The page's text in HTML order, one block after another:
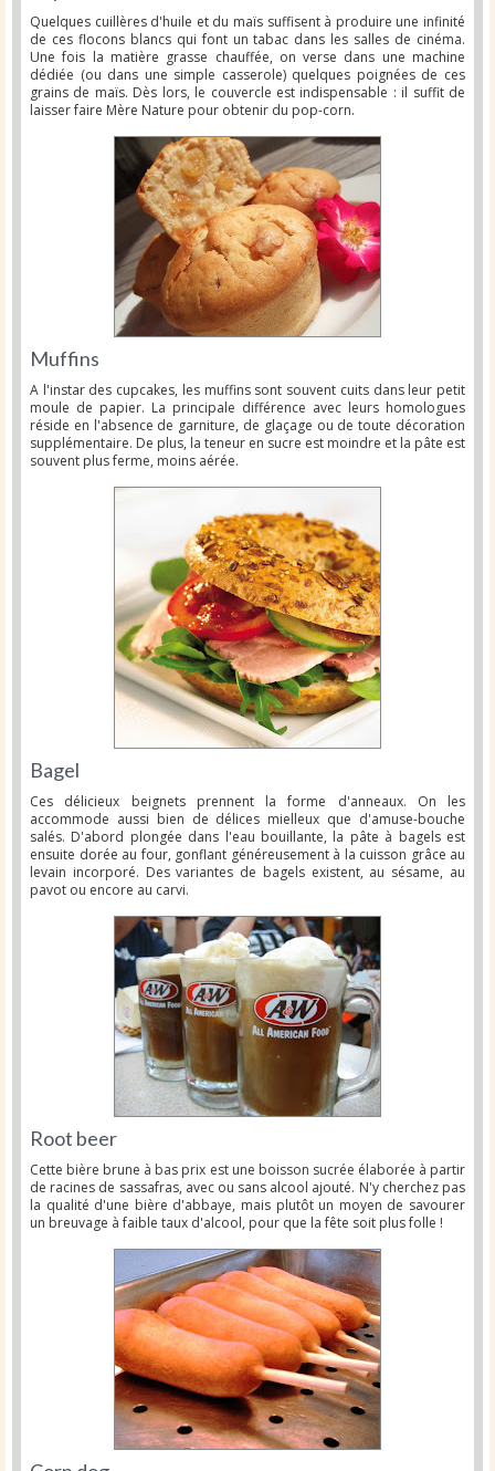
Quelques cuillères d'huile et du maïs suffisent à produire une infinité
de ces flocons blancs qui font un tabac dans les salles de cinéma.
Une fois la matière grasse chauffée, on verse dans une machine
dédiée (ou dans une simple casserole) quelques poignées de ces
grains de maïs. Dès lors, le couvercle est indispensable : il suffit de
laisser faire Mère Nature pour obtenir du pop-corn.
Muffins
A l'instar des cupcakes, les muffins sont souvent cuits dans leur petit
moule de papier. La principale différence avec leurs homologues
réside en l'absence de garniture, de glaçage ou de toute décoration
supplémentaire. De plus, la teneur en sucre est moindre et la pâte est
souvent plus ferme, moins aérée.
Bagel
Ces délicieux beignets prennent la forme d'anneaux. On les
accommode aussi bien de délices mielleux que d'amuse-bouche
salés. D'abord plongée dans l'eau bouillante, la pâte à bagels est
ensuite dorée au four, gonflant généreusement à la cuisson grâce au
levain incorporé. Des variantes de bagels existent, au sésame, au
pavot ou encore au carvi.
Root beer
Cette bière brune à bas prix est une boisson sucrée élaborée à partir
de racines de sassafras, avec ou sans alcool ajouté. N'y cherchez pas
la qualité d'une bière d'abbaye, mais plutôt un moyen de savourer
un breuvage à faible taux d'alcool, pour que la fête soit plus folle !